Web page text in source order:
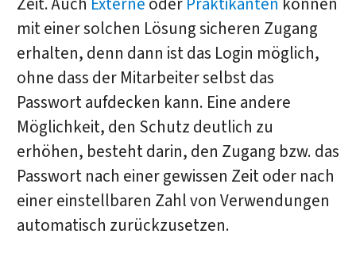
Zeit. Auch Externe oder Praktikanten können
mit einer solchen Lösung sicheren Zugang
erhalten, denn dann ist das Login möglich,
ohne dass der Mitarbeiter selbst das
Passwort aufdecken kann. Eine andere
Möglichkeit, den Schutz deutlich zu
erhöhen, besteht darin, den Zugang bzw. das
Passwort nach einer gewissen Zeit oder nach
einer einstellbaren Zahl von Verwendungen
automatisch zurückzusetzen.